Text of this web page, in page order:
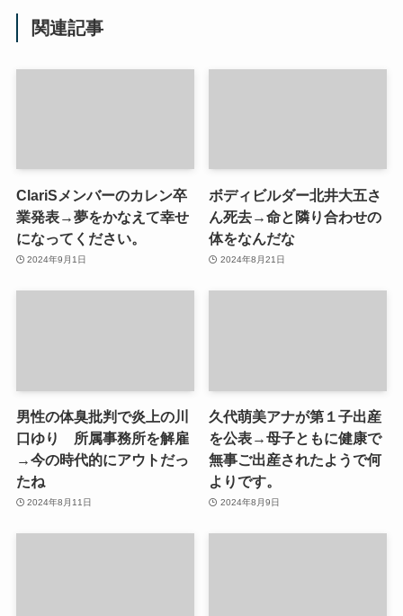
関連記事
ClariSメンバーのカレン卒
業発表→夢をかなえて幸せ
になってください。
2024年9月1日
ボディビルダー北井大五さ
ん死去→命と隣り合わせの
体をなんだな
2024年8月21日
男性の体臭批判で炎上の川
口ゆり 所属事務所を解雇
→今の時代的にアウトだっ
たね
2024年8月11日
久代萌美アナが第１子出産
を公表→母子ともに健康で
無事ご出産されたようで何
よりです。
2024年8月9日